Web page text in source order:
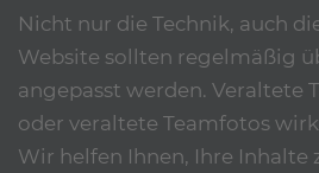
Nicht nur die Technik, auch
Website sollten regelmäßig
angepasst werden. Veraltete
oder veraltete Teamfotos
Wir helfen Ihnen, Ihre Inhalte